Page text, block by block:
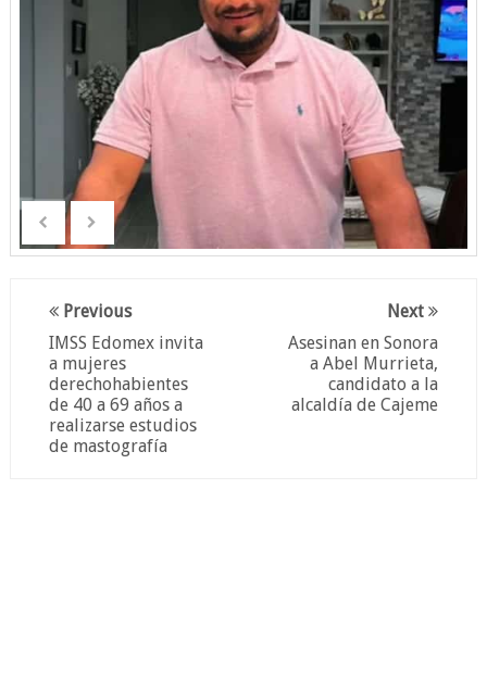
Next
Asesinan en Sonora
a Abel Murrieta,
candidato a la
alcaldía de Cajeme
Previous
IMSS Edomex invita
a mujeres
derechohabientes
de 40 a 69 años a
realizarse estudios
de mastografía